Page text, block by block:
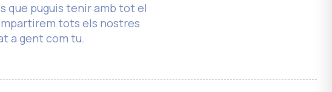
que puguis tenir amb tot el
tots els nostres
a gent com tu.